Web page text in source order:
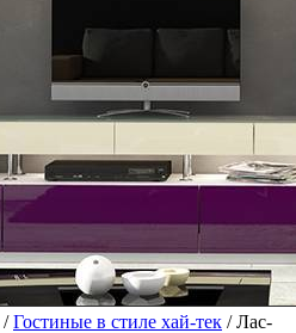
/Гостиные в стиле хай-тек / Лас-